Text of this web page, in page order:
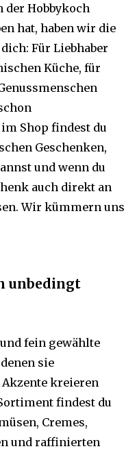
der Hobbykoch
hat, haben wir die
Für Liebhaber
Küche, für
Shop findest du
Geschenken,
und wenn du
auch direkt an
Wir kümmern uns
unbedingt
fein gewählte
sie
kreieren
findest du
Cremes,
und raffinierten